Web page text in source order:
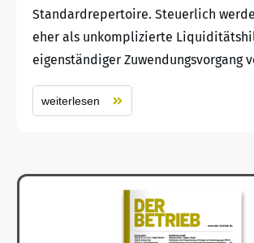
Standardrepertoire. Steuerlich
eher als unkomplizierte
eigenständiger Zuwendungsvorgang
weiterlesen